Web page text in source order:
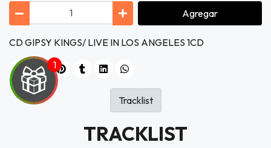
Agregar
CD GIPSY KINGS/ LIVE IN LOS ANGELES 1CD
TRACKLIST
Tracklist